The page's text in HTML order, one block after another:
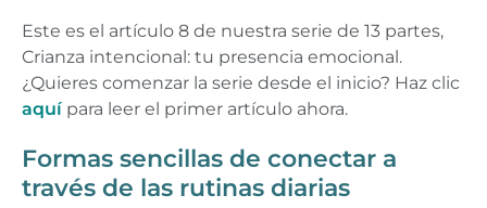
Este es el artículo 8 de nuestra serie de 13 partes,
Crianza intencional: tu presencia emocional.
¿Quieres comenzar la serie desde el inicio? Haz clic
aquí para leer el primer artículo ahora.
Formas sencillas de conectar a
través de las rutinas diarias